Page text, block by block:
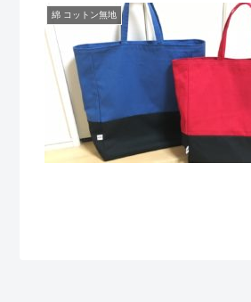
綿 コットン無地